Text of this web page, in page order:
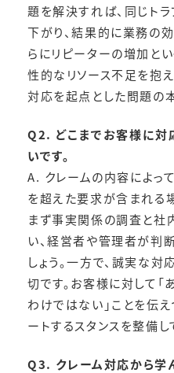
題を解決すれば、同じト
下がり、結果的に業務の
らにリピーターの増加と
性的なリソース不足を抱
対応を起点とした問題の
Q2. どこまでお客様に対
いです。
A. クレームの内容によっ
を超えた要求が含まれる
まず事実関係の調査と社
い、経営者や管理者が判
しょう。一方で、誠実な
切です。お客様に対して
わけではない」ことを伝
ートするスタンスを整備し
Q3. クレーム対応から学